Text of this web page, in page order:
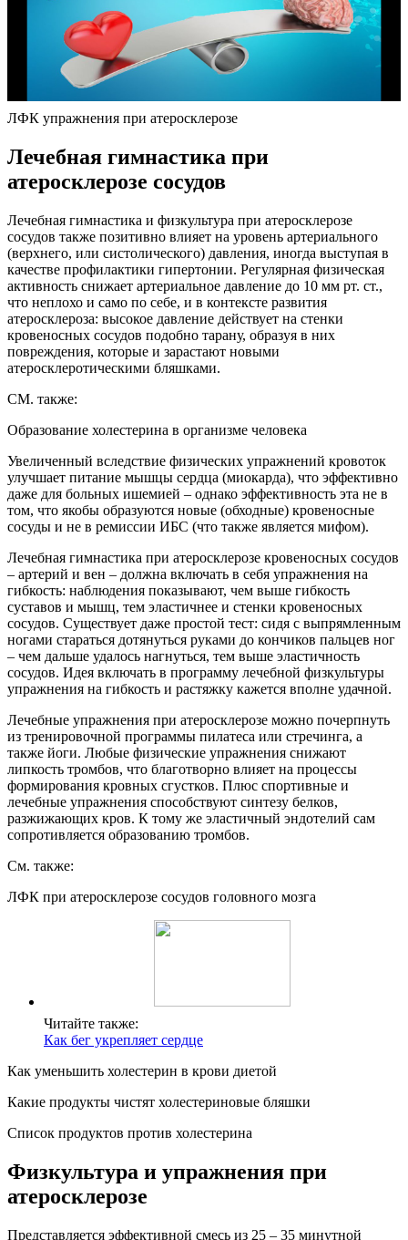
ЛФК упражнения при атеросклерозе
Лечебная гимнастика при
атеросклерозе сосудов
Лечебная гимнастика и физкультура при атеросклерозе
сосудов также позитивно влияет на уровень артериального
(верхнего, или систолического) давления, иногда выступая в
качестве профилактики гипертонии. Регулярная физическая
активность снижает артериальное давление до 10 мм рт. ст.,
что неплохо и само по себе, и в контексте развития
атеросклероза: высокое давление действует на стенки
кровеносных сосудов подобно тарану, образуя в них
повреждения, которые и зарастают новыми
атеросклеротическими бляшками.
СМ. также:
Образование холестерина в организме человека
Увеличенный вследствие физических упражнений кровоток
улучшает питание мышцы сердца (миокарда), что эффективно
даже для больных ишемией – однако эффективность эта не в
том, что якобы образуются новые (обходные) кровеносные
сосуды и не в ремиссии ИБС (что также является мифом).
Лечебная гимнастика при атеросклерозе кровеносных сосудов
– артерий и вен – должна включать в себя упражнения на
гибкость: наблюдения показывают, чем выше гибкость
суставов и мышц, тем эластичнее и стенки кровеносных
сосудов. Существует даже простой тест: сидя с выпрямленным
ногами стараться дотянуться руками до кончиков пальцев ног
– чем дальше удалось нагнуться, тем выше эластичность
сосудов. Идея включать в программу лечебной физкультуры
упражнения на гибкость и растяжку кажется вполне удачной.
Лечебные упражнения при атеросклерозе можно почерпнуть
из тренировочной программы пилатеса или стречинга, а
также йоги. Любые физические упражнения снижают
липкость тромбов, что благотворно влияет на процессы
формирования кровных сгустков. Плюс спортивные и
лечебные упражнения способствуют синтезу белков,
разжижающих кров. К тому же эластичный эндотелий сам
сопротивляется образованию тромбов.
См. также:
ЛФК при атеросклерозе сосудов головного мозга
Читайте также:
Как бег укрепляет сердце
Как уменьшить холестерин в крови диетой
Какие продукты чистят холестериновые бляшки
Список продуктов против холестерина
Физкультура и упражнения при
атеросклерозе
Представляется эффективной смесь из 25 – 35 минутной